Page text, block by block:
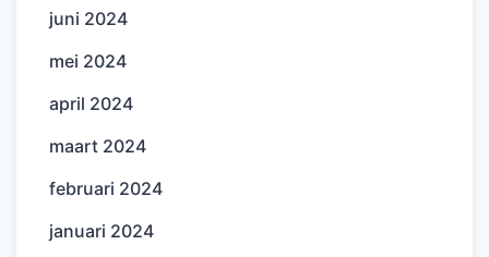
juni 2024
mei 2024
april 2024
maart 2024
februari 2024
januari 2024